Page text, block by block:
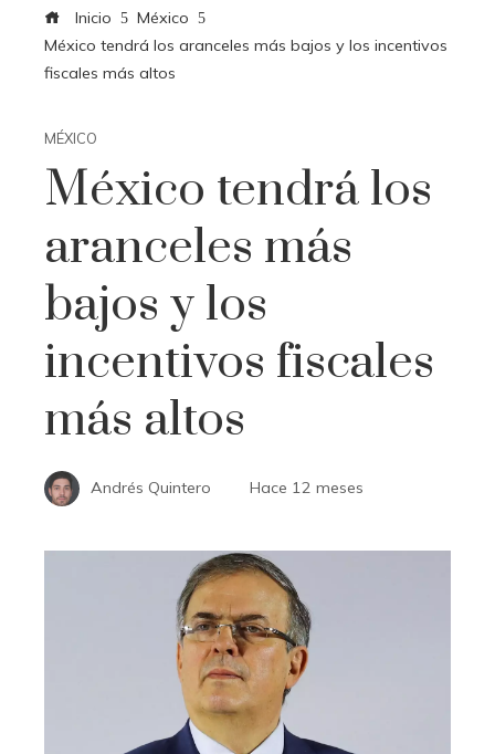
Inicio
México
México tendrá los aranceles más bajos y los incentivos
fiscales más altos
MÉXICO
México tendrá los
aranceles más
bajos y los
incentivos fiscales
más altos
Andrés Quintero Hace 12 meses